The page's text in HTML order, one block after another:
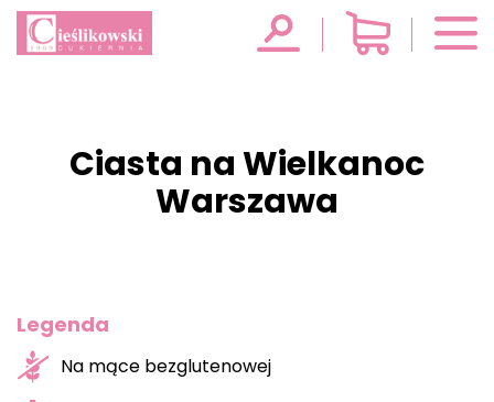
Ciasta na Wielkanoc
Warszawa
Legenda
Na mące bezglutenowej